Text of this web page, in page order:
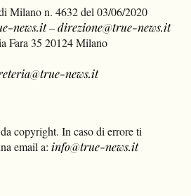
Milano n. 4632 del 03/06/2020
news.it–direzione@true-news.it
Fara 35 20124 Milano
news.it
copyright. In caso di errore ti
email a: info@true-news.it